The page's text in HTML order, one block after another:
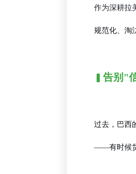
作为深耕拉
规范化、淘
告别"
过去，巴西
——有时候货